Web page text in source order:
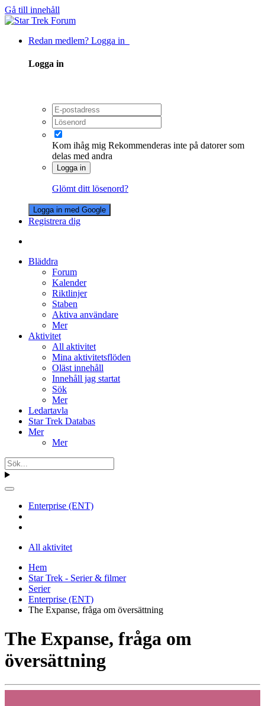
Gå till innehåll
Redan medlem? Logga in
Logga in
Kom ihåg mig Rekommenderas inte på datorer som
delas med andra
Logga in
Glömt ditt lösenord?
Logga in med Google
Registrera dig
Bläddra
Forum
Kalender
Riktlinjer
Staben
Aktiva användare
Mer
Aktivitet
All aktivitet
Mina aktivitetsflöden
Oläst innehåll
Innehåll jag startat
Sök
Mer
Ledartavla
Star Trek Databas
Mer
Mer
Enterprise (ENT)
All aktivitet
Hem
Star Trek - Serier & filmer
Serier
Enterprise (ENT)
The Expanse, fråga om översättning
The Expanse, fråga om
översättning